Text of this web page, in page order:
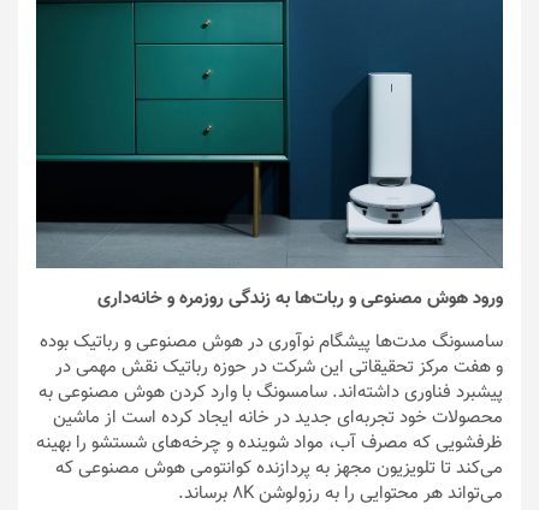
ورود هوش مصنوعی و ربات‌ها به زندگی روزمره و خانه‌داری
سامسونگ مدت‌ها پیشگام نوآوری در هوش مصنوعی و رباتیک بوده
و هفت مرکز تحقیقاتی این شرکت در حوزه رباتیک نقش مهمی در
پیشبرد فناوری داشته‌اند. سامسونگ با وارد کردن هوش مصنوعی به
محصولات خود تجربه‌ای جدید در خانه ایجاد کرده است از ماشین
ظرفشویی که مصرف آب، مواد شوینده و چرخه‌های شستشو را بهینه
می‌کند تا تلویزیون مجهز به پردازنده کوانتومی هوش مصنوعی که
می‌تواند هر محتوایی را به رزولوشن 8K برساند.